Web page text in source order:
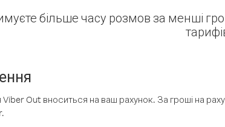
більше часу розмов за менші
Out вноситься на ваш рахунок. За гроші на